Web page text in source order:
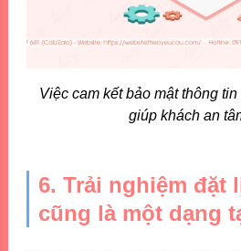
Việc cam kết bảo mật thông
giúp khách an
6. Trải nghiệm đặt
cũng là một dạng